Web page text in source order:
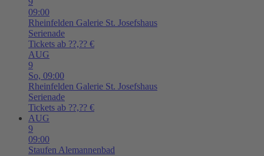
09:00
Rheinfelden Galerie St. Josefshaus
Serienade
Tickets ab ??,?? €
AUG
9
So, 09:00
Rheinfelden Galerie St. Josefshaus
Serienade
Tickets ab ??,?? €
AUG
9
09:00
Staufen Alemannenbad